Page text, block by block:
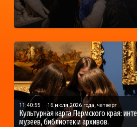
11:40:55 16 июля 2026 года, четверг
Культурная карта Пермского края:
музеев, библиотек и архивов.